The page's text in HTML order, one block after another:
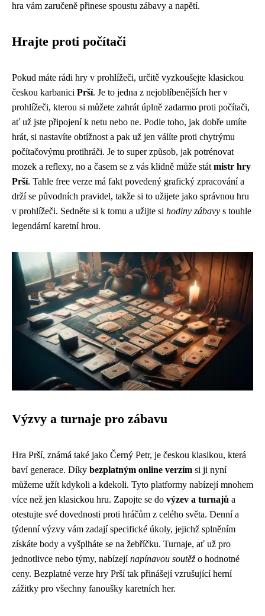
hra vám zaručeně přinese spoustu zábavy a napětí.
Hrajte proti počítači
Pokud máte rádi hry v prohlížeči, určitě vyzkoušejte klasickou
českou karbanici Prší. Je to jedna z nejoblíbenějších her v
prohlížeči, kterou si můžete zahrát úplně zadarmo proti počítači,
ať už jste připojení k netu nebo ne. Podle toho, jak dobře umíte
hrát, si nastavíte obtížnost a pak už jen válíte proti chytrýmu
počítačovýmu protihráči. Je to super způsob, jak potrénovat
mozek a reflexy, no a časem se z vás klidně může stát mistr hry
Prší. Tahle free verze má fakt povedený grafický zpracování a
drží se původních pravidel, takže si to užijete jako správnou hru
v prohlížeči. Sedněte si k tomu a užijte si hodiny zábavy s touhle
legendární karetní hrou.
Výzvy a turnaje pro zábavu
Hra Prší, známá také jako Černý Petr, je českou klasikou, která
baví generace. Díky bezplatným online verzím si ji nyní
můžeme užít kdykoli a kdekoli. Tyto platformy nabízejí mnohem
více než jen klasickou hru. Zapojte se do výzev a turnajů a
otestujte své dovednosti proti hráčům z celého světa. Denní a
týdenní výzvy vám zadají specifické úkoly, jejichž splněním
získáte body a vyšplháte se na žebříčku. Turnaje, ať už pro
jednotlivce nebo týmy, nabízejínapínavou soutěžo hodnotné
ceny. Bezplatné verze hry Prší tak přinášejí vzrušující herní
zážitky pro všechny fanoušky karetních her.